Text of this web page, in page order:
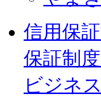
信用保
保証制
ビジネ